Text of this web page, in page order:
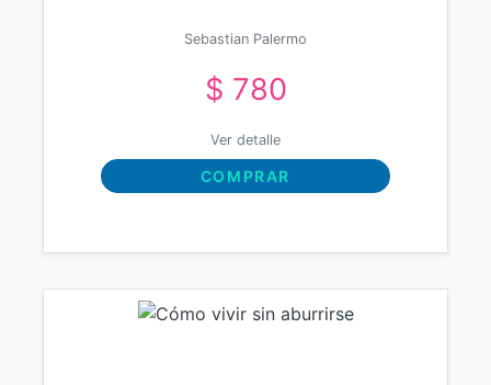
Sebastian Palermo
$ 780
Ver detalle
COMPRAR